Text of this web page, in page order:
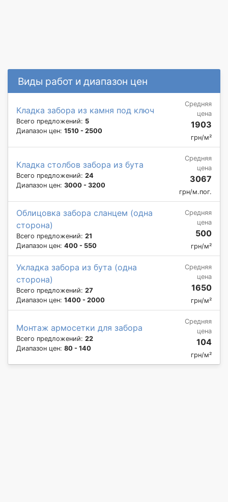
Виды работ и диапазон цен
Кладка забора из камня под ключ
Всего предложений: 5
Диапазон цен: 1510 - 2500
Средняя
цена
1903
грн/м²
Кладка столбов забора из бута
Всего предложений: 24
Диапазон цен: 3000 - 3200
Средняя
цена
3067
грн/м.пог.
Облицовка забора сланцем (одна
сторона)
Всего предложений: 21
Диапазон цен: 400 - 550
Средняя
цена
500
грн/м²
Укладка забора из бута (одна
сторона)
Всего предложений: 27
Диапазон цен: 1400 - 2000
Средняя
цена
1650
грн/м²
Монтаж армосетки для забора
Всего предложений: 22
Диапазон цен: 80 - 140
Средняя
цена
104
грн/м²